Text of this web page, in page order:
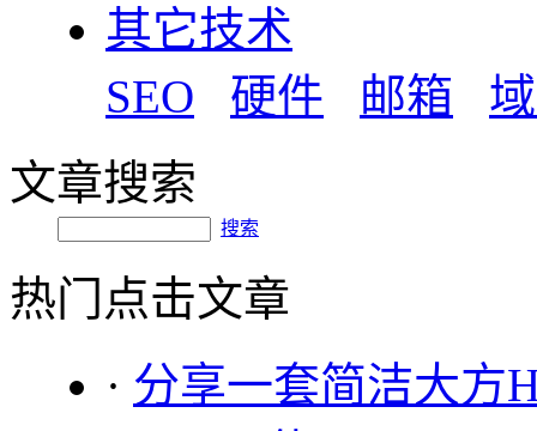
其它技术
SEO
硬件 邮箱
文章搜索
搜索
热门点击文章
· 分享一套简洁大方